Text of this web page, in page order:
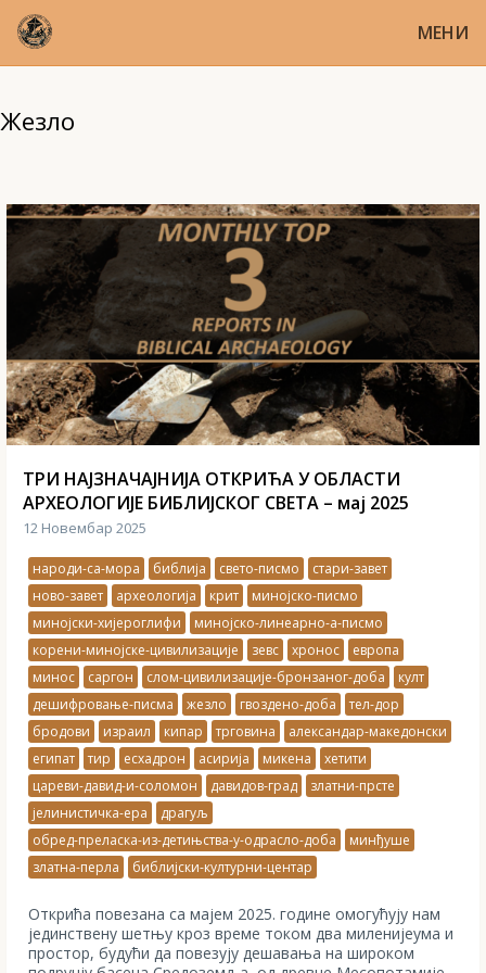
МЕНИ
Жезло
ТРИ НАЈЗНАЧАЈНИЈА ОТКРИЋА У ОБЛАСТИ
АРХЕОЛОГИЈЕ БИБЛИЈСКОГ СВЕТА – мај 2025
12 Новембар 2025
народи-са-мора библија свето-писмо
стари-завет
ново-завет
археологија крит
минојско-писмо
минојски-хијероглифи
минојско-линеарно-а-писмо
корени-минојске-цивилизације
зевс хронос
европа
минос
саргон слом-цивилизације-бронзаног-доба
култ
дешифровање-писма
жезло гвоздено-доба
тел-дор
бродови
израил кипар трговина
александар-македонски
египат
тир есхадрон асирија микена
хетити
цареви-давид-и-соломон
давидов-град
златни-прсте
јелинистичка-ера
драгуљ
обред-преласка-из-детињства-у-одрасло-доба
минђуше
златна-перла
библијски-културни-центар
Открића повезана са мајем 2025. године омогућују нам
јединствену шетњу кроз време током два миленијеума и
простор, будући да повезују дешавања на широком